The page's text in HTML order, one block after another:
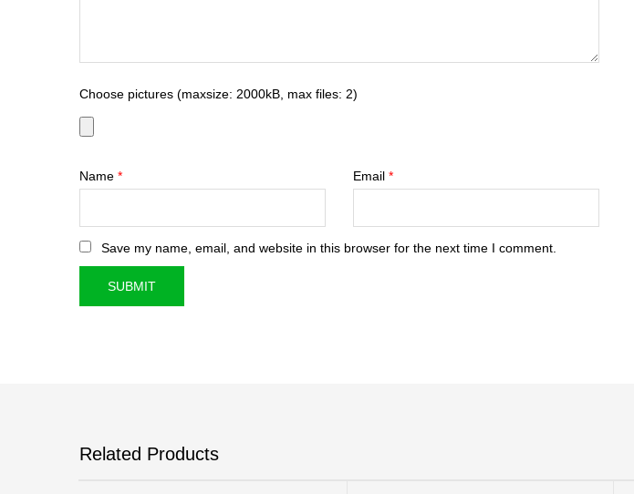
Choose pictures (maxsize: 2000kB, max files: 2)
Name * Email *
Save my name, email, and website in this browser for the next time I comment.
Related Products